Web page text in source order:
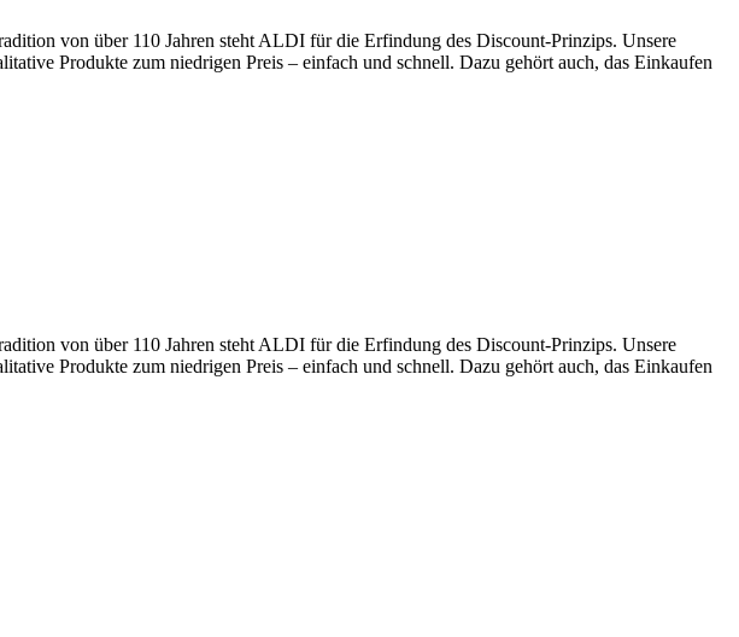
von über 110 Jahren steht ALDI für die Erfindung des Discount-Prinzips. Unsere
Produkte zum niedrigen Preis – einfach und schnell. Dazu gehört auch, das Einkaufen
von über 110 Jahren steht ALDI für die Erfindung des Discount-Prinzips. Unsere
Produkte zum niedrigen Preis – einfach und schnell. Dazu gehört auch, das Einkaufen